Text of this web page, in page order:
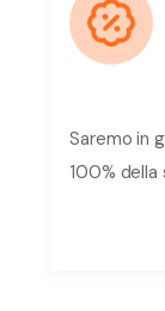
Saremo in
100% della